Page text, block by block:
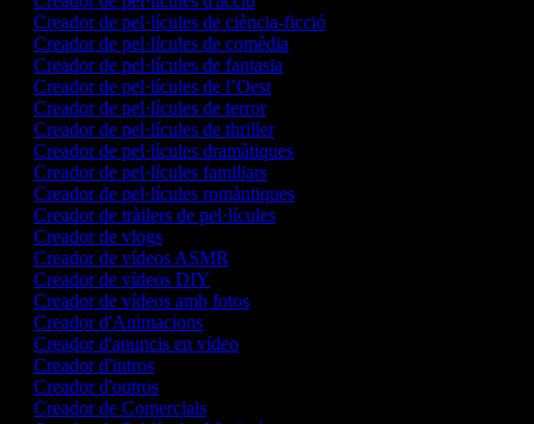
Creador de pel·lícules de ciència-ficció
Creador de pel·lícules de comèdia
Creador de pel·lícules de fantasia
Creador de pel·lícules de l’Oest
Creador de pel·lícules de terror
Creador de pel·lícules de thriller
Creador de pel·lícules dramàtiques
Creador de pel·lícules familiars
Creador de pel·lícules romàntiques
Creador de tràilers de pel·lícules
Creador de vlogs
Creador de vídeos ASMR
Creador de vídeos DIY
Creador de vídeos amb fotos
Creador d'Animacions
Creador d'anuncis en vídeo
Creador d'intros
Creador d'outros
Creador de Comercials